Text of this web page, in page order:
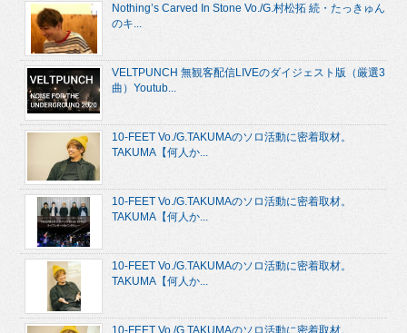
Nothing’s Carved In Stone Vo./G.村松拓 続・たっきゅん
のキ...
VELTPUNCH 無観客配信LIVEのダイジェスト版（厳選3
曲）Youtub...
10-FEET Vo./G.TAKUMAのソロ活動に密着取材。
TAKUMA【何人か...
10-FEET Vo./G.TAKUMAのソロ活動に密着取材。
TAKUMA【何人か...
10-FEET Vo./G.TAKUMAのソロ活動に密着取材。
TAKUMA【何人か...
10-FEET Vo./G.TAKUMAのソロ活動に密着取材。